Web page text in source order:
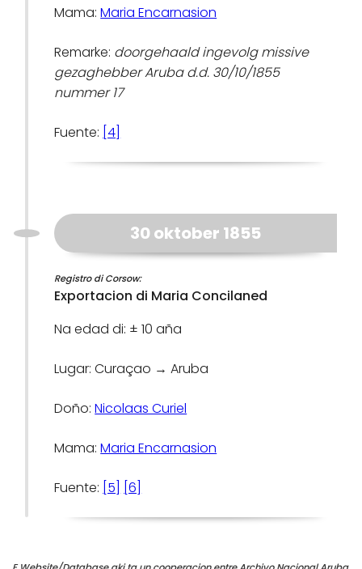
Mama:Maria Encarnasion
Remarke: doorgehaald ingevolg missive
gezaghebber Aruba d.d. 30/10/1855
nummer 17
Fuente: [4]
30 oktober 1855
Registro di Corsow:
Exportacion di Maria Concilaned
Na edad di: ± 10 aña
Lugar: Curaçao → Aruba
Doño:Nicolaas Curiel
Mama:Maria Encarnasion
Fuente: [5] [6]